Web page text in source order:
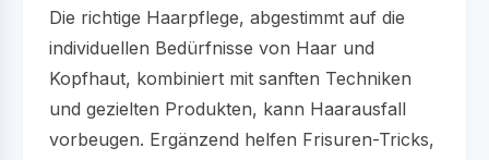
Die richtige Haarpflege, abgestimmt auf die
individuellen Bedürfnisse von Haar und
Kopfhaut, kombiniert mit sanften Techniken
und gezielten Produkten, kann Haarausfall
vorbeugen. Ergänzend helfen Frisuren-Tricks,